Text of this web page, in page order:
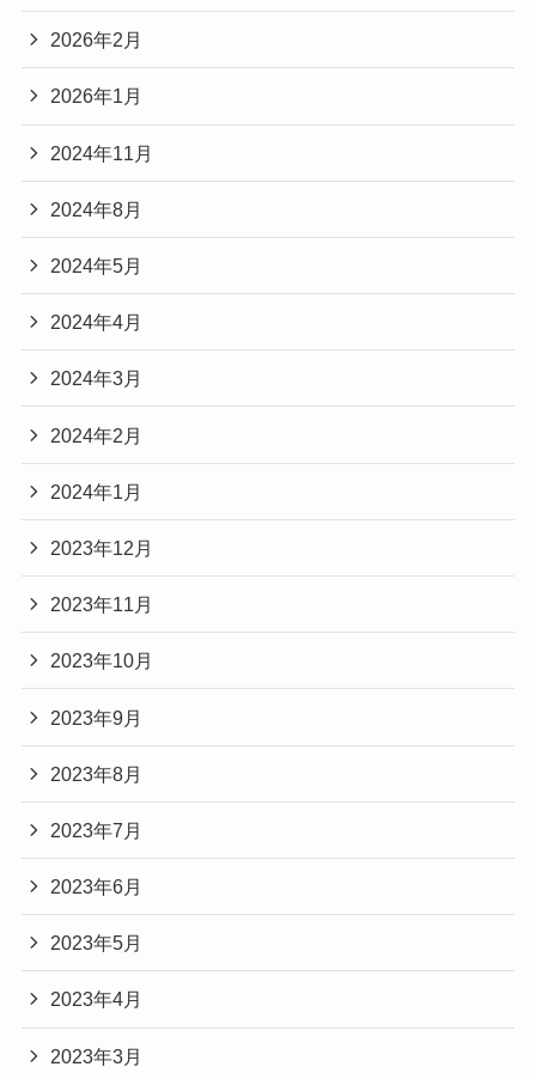
2026年2月
2026年1月
2024年11月
2024年8月
2024年5月
2024年4月
2024年3月
2024年2月
2024年1月
2023年12月
2023年11月
2023年10月
2023年9月
2023年8月
2023年7月
2023年6月
2023年5月
2023年4月
2023年3月